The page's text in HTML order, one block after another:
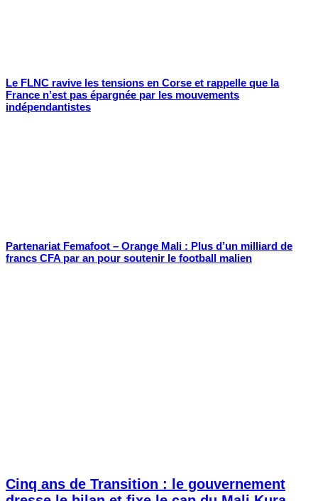
Le FLNC ravive les tensions en Corse et rappelle que la
France n’est pas épargnée par les mouvements
indépendantistes
Partenariat Femafoot – Orange Mali : Plus d’un milliard de
francs CFA par an pour soutenir le football malien
Cinq ans de Transition : le gouvernement